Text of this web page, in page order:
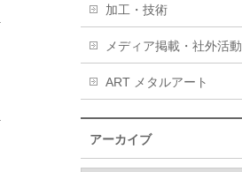
加工・技術
メディア掲載・社外活動
ART メタルアート
アーカイブ